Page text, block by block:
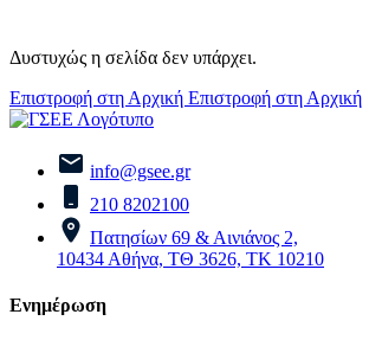
Δυστυχώς η σελίδα δεν υπάρχει.
Επιστροφή στη Αρχική Επιστροφή στη Αρχική
info@gsee.gr
210 8202100
Πατησίων 69 & Αινιάνος 2,
10434 Αθήνα, ΤΘ 3626, ΤΚ 10210
Ενημέρωση